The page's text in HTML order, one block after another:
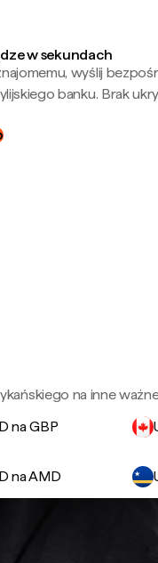
w sekundach
wyślij
banku. Brak
na inne
na GBP
na AMD